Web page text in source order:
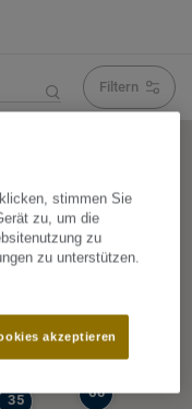
Filtern
35 60
stimmen Sie
zu, um die
zu
zu unterstützen.
akzeptieren